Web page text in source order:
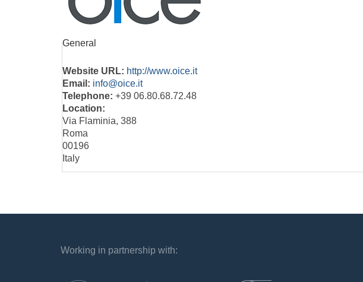
General
Website URL: http://www.oice.it
Email: info@oice.it
Telephone: +39 06.80.68.72.48
Location:
Via Flaminia, 388
Roma
00196
Italy
`
Working in partnership with: